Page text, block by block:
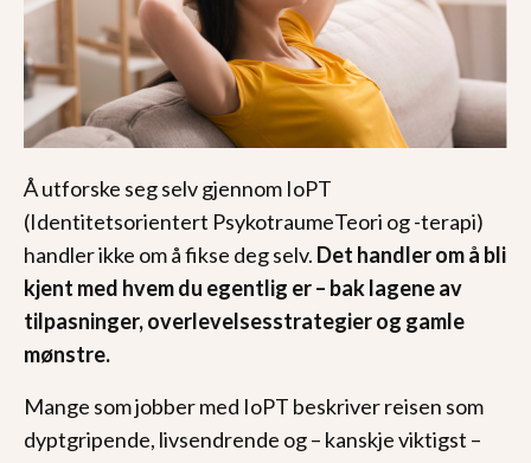
Å utforske seg selv gjennom IoPT
(Identitetsorientert PsykotraumeTeori og -terapi)
handler ikke om å fikse deg selv. Det handler om å bli
kjent med hvem du egentlig er – bak lagene av
tilpasninger, overlevelsesstrategier og gamle
mønstre.
Mange som jobber med IoPT beskriver reisen som
dyptgripende, livsendrende og – kanskje viktigst –